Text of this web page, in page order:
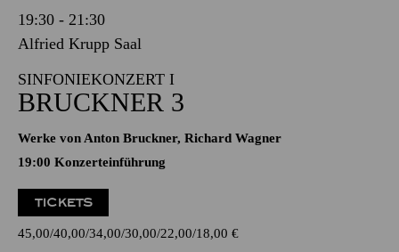
19:30 - 21:30
Alfried Krupp Saal
SINFONIEKONZERT I
BRUCKNER 3
Werke von Anton Bruckner, Richard Wagner
19:00 Konzerteinführung
TICKETS
45,00 40,00 34,00 30,00 22,00 18,00 €